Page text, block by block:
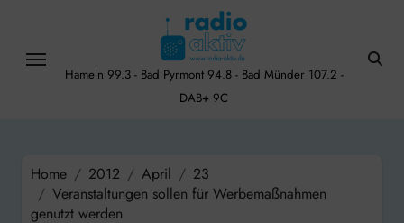
content
Hameln 99.3 - Bad Pyrmont 94.8 - Bad Münder 107.2 -
DAB+ 9C
Home 2012 April
23
Veranstaltungen sollen für Werbemaßnahmen
genutzt werden